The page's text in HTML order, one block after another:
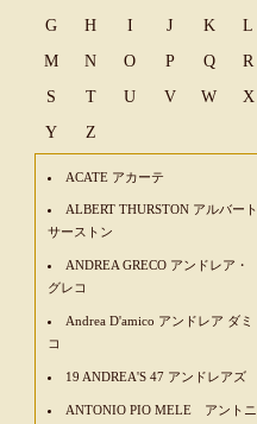
G
H I J K
L
M
N O P Q
R
S
T U V W
X
Y
Z
ACATE アカーテ
ALBERT THURSTON アルバート
サーストン
ANDREA GRECO アンドレア・
グレコ
Andrea D'amico アンドレア ダミ
コ
19 ANDREA'S 47 アンドレアズ
ANTONIO PIO MELE アントニ